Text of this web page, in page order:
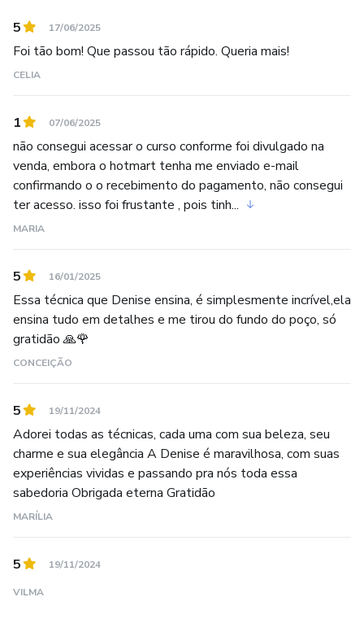
5 17/06/2025
Foi tão bom! Que passou tão rápido. Queria mais!
CELIA
1 07/06/2025
não consegui acessar o curso conforme foi divulgado na
venda, embora o hotmart tenha me enviado e-mail
confirmando o o recebimento do pagamento, não consegui
ter acesso. isso foi frustante , pois tinh...
MARIA
5 16/01/2025
Essa técnica que Denise ensina, é simplesmente incrível,ela
ensina tudo em detalhes e me tirou do fundo do poço, só
gratidão 🙏🌹
CONCEIÇÃO
5 19/11/2024
Adorei todas as técnicas, cada uma com sua beleza, seu
charme e sua elegância A Denise é maravilhosa, com suas
experiências vividas e passando pra nós toda essa
sabedoria Obrigada eterna Gratidão
MARÍLIA
5 19/11/2024
VILMA